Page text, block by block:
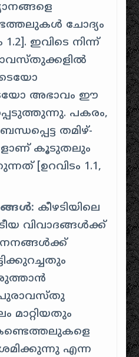
ചോദ്യം
1.2 ]. ഇവിടെ നിന്ന്
അഭാവം ഈ
പകരം,
തമിഴ്-
കൂടുതലും
[ ഉറവിടം 1.1,
കീഴടിയിലെ
വിവാദങ്ങൾക്ക്
ഖനനങ്ങൾക്ക്
പുരാവസ്തു
മാറ്റിയതും
എന്ന